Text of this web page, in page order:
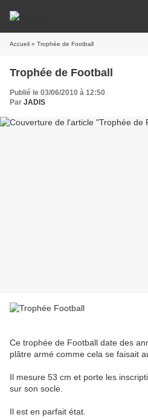
Accueil » Trophée de Football
Trophée de Football
Publié le 03/06/2010 à 12:50
Par JADIS
Ce trophée de Football date des
plâtre armé comme cela se faisait
Il mesure 53 cm et porte les
sur son socle.
Il est en parfait état.